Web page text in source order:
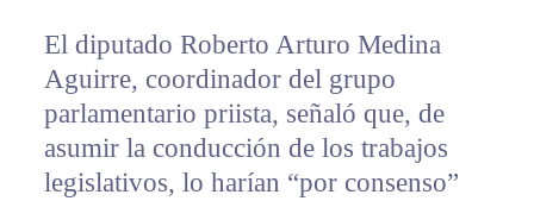
El diputado Roberto Arturo Medina
Aguirre, coordinador del grupo
parlamentario priista, señaló que, de
asumir la conducción de los trabajos
legislativos, lo harían “por consenso”